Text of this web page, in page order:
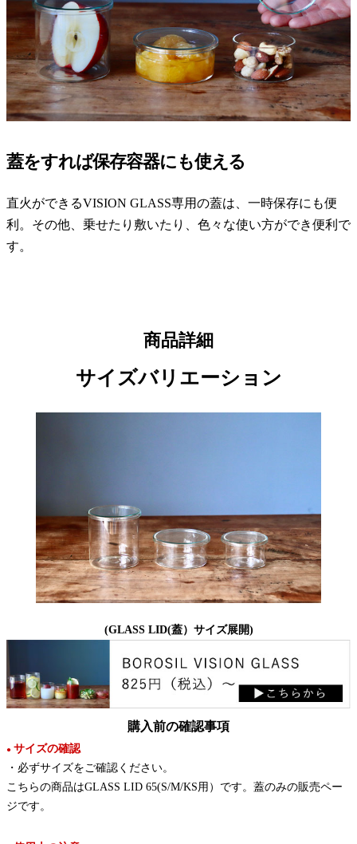
蓋をすれば保存容器にも使える
直火ができるVISION GLASS専用の蓋は、一時保存にも便
利。その他、乗せたり敷いたり、色々な使い方ができ便利で
す。
商品詳細
サイズバリエーション
(GLASS LID(蓋）サイズ展開)
購入前の確認事項
● サイズの確認
・必ずサイズをご確認ください。
こちらの商品はGLASS LID 65(S/M/KS用）です。蓋のみの販売ペー
ジです。